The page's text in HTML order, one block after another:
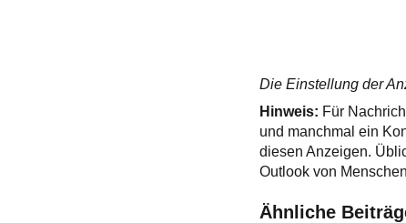
Die Einstellung der
Hinweis: Für
und manchmal ein
diesen Anzeigen.
Outlook von
Ähnliche